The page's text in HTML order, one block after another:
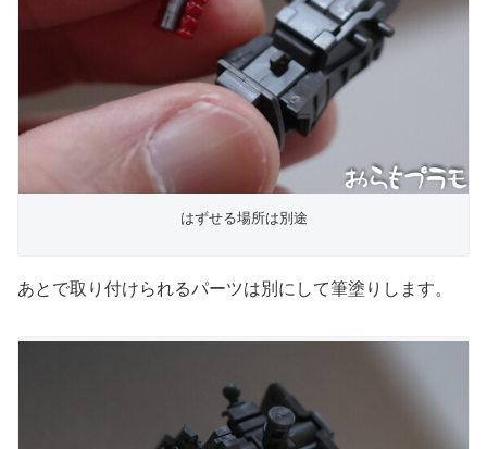
はずせる場所は別途
あとで取り付けられるパーツは別にして筆塗りします。